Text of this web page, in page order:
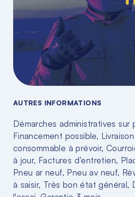
AUTRES INFORMATIONS
Démarches administratives sur
Financement possible,
consommable à prévoir,
à jour, Factures d‘entretien,
Pneu ar neuf, Pneu av neuf,
à saisir, Très bon état général,